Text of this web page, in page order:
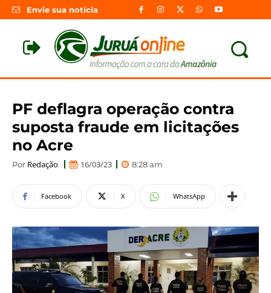
Envie sua notícia
PF deflagra operação contra
suposta fraude em licitações
no Acre
Por Redação 16/03/23 8:28 am
Facebook X WhatsApp